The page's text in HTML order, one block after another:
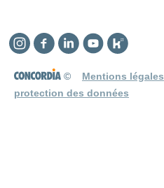
© Mentions légales
protection des données
Instagram
Facebook
LinkedinYouTube
Kununu